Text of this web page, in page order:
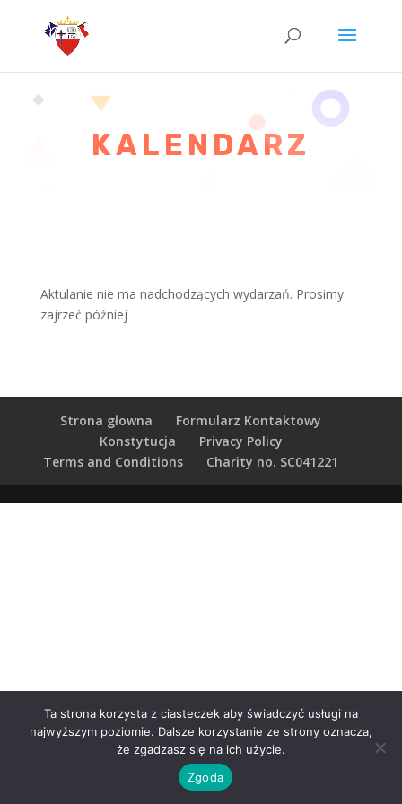
KALENDARZ
Aktulanie nie ma nadchodzących wydarzań. Prosimy
zajrzeć później
Strona głowna
Formularz Kontaktowy
Konstytucja
Privacy Policy
Terms and Conditions
Charity no. SC041221
Ta strona korzysta z ciasteczek aby świadczyć usługi na
najwyższym poziomie. Dalsze korzystanie ze strony oznacza,
że zgadzasz się na ich użycie.
Zgoda